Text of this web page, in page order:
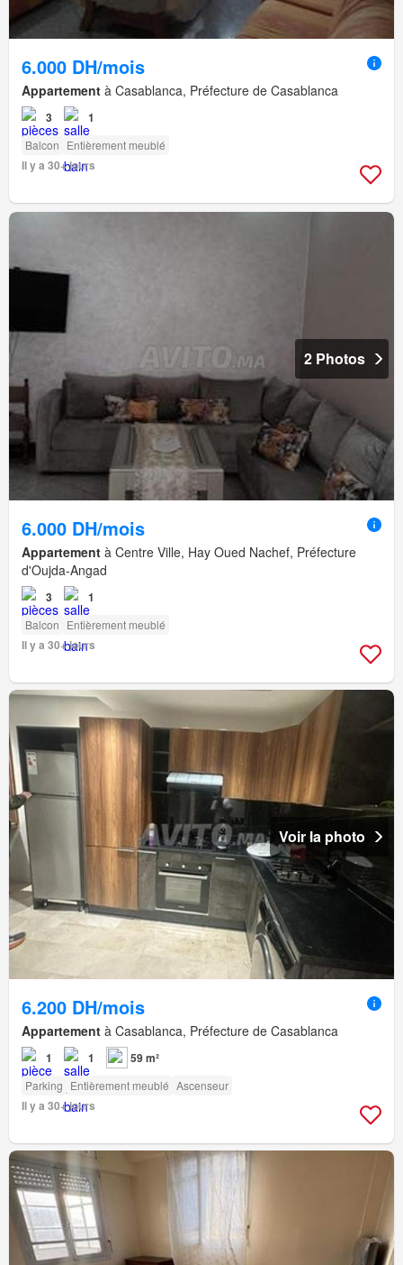
6.000 DH/mois
Appartement à Casablanca, Préfecture de Casablanca
3 1
Balcon Entièrement meublé
Il y a 30+ jours
2 Photos
6.000 DH/mois
Appartement à Centre Ville, Hay Oued Nachef, Préfecture
d'Oujda-Angad
3 1
Balcon Entièrement meublé
Il y a 30+ jours
Voir la photo
6.200 DH/mois
Appartement à Casablanca, Préfecture de Casablanca
1 1 59 m²
Parking Entièrement meublé Ascenseur
Il y a 30+ jours